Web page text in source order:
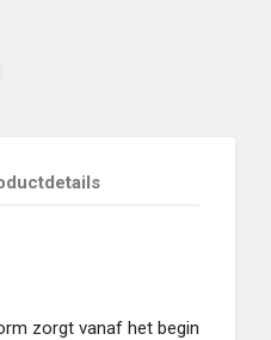
zorgt vanaf het begin